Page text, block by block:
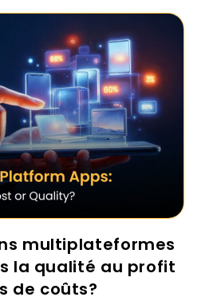
multiplateformes
la qualité au profit
de coûts?